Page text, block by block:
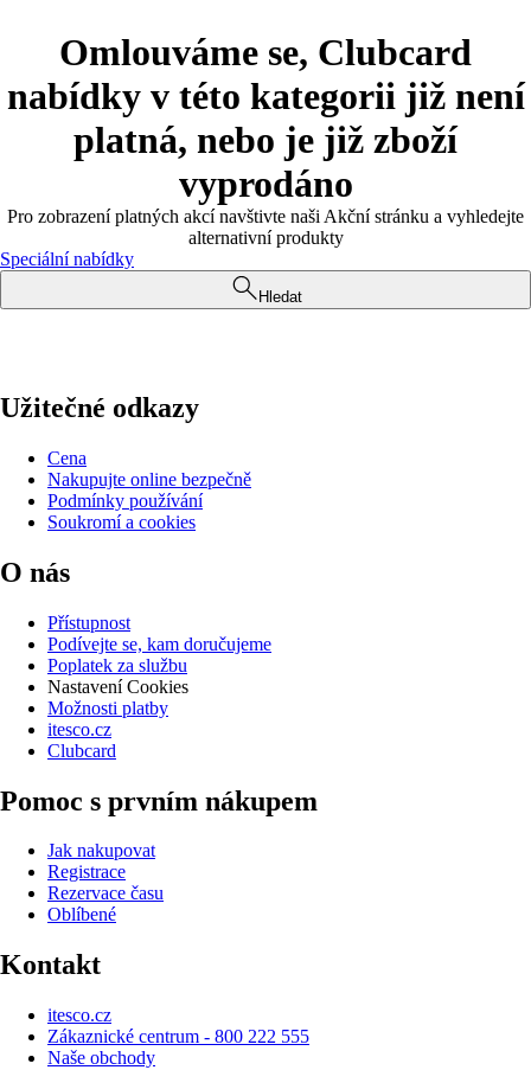
Omlouváme se, Clubcard
nabídky v této kategorii již není
platná, nebo je již zboží
vyprodáno
Pro zobrazení platných akcí navštivte naši Akční stránku a vyhledejte
alternativní produkty
Speciální nabídky
Hledat
Užitečné odkazy
Cena
Nakupujte online bezpečně
Podmínky používání
Soukromí a cookies
O nás
Přístupnost
Podívejte se, kam doručujeme
Poplatek za službu
Nastavení Cookies
Možnosti platby
itesco.cz
Clubcard
Pomoc s prvním nákupem
Jak nakupovat
Registrace
Rezervace času
Oblíbené
Kontakt
itesco.cz
Zákaznické centrum - 800 222 555
Naše obchody